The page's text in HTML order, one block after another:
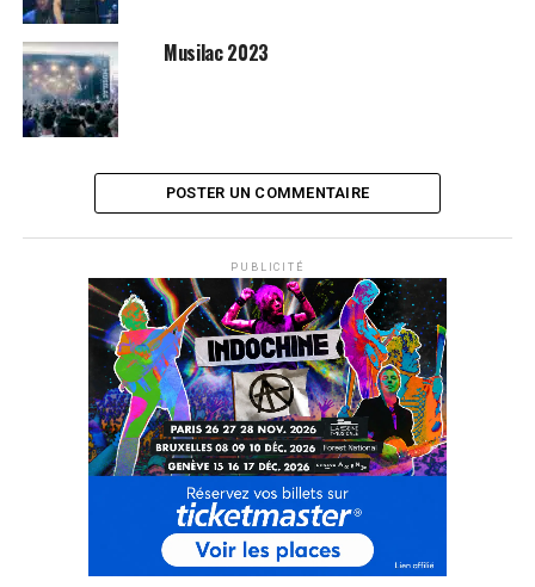
Musilac 2023
POSTER UN COMMENTAIRE
PUBLICITÉ